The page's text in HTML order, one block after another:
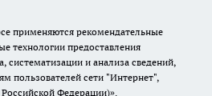
применяются рекомендательные
технологии предоставления
систематизации и анализа сведений,
пользователей сети "Интернет",
Федерации)».